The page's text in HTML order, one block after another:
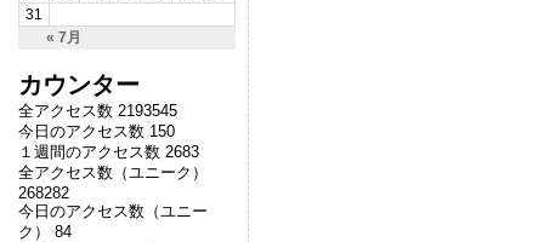
« 7月
31
カウンター
全アクセス数 2193545
今日のアクセス数 150
１週間のアクセス数 2683
全アクセス数（ユニーク）
268282
今日のアクセス数（ユニー
ク） 84